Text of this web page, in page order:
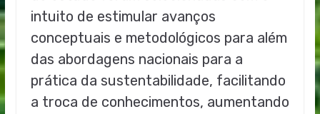
intuito de estimular avanços
conceptuais e metodológicos para além
das abordagens nacionais para a
prática da sustentabilidade, facilitando
a troca de conhecimentos, aumentando